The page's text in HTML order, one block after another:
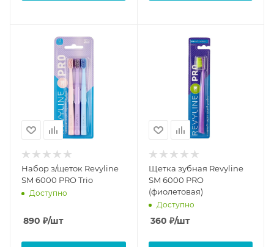
Набор з/щеток Revyline
SM 6000 PRO Trio
Доступно
890 ₽/шт
Щетка зубная Revyline
SM 6000 PRO
(фиолетовая)
Доступно
360 ₽/шт